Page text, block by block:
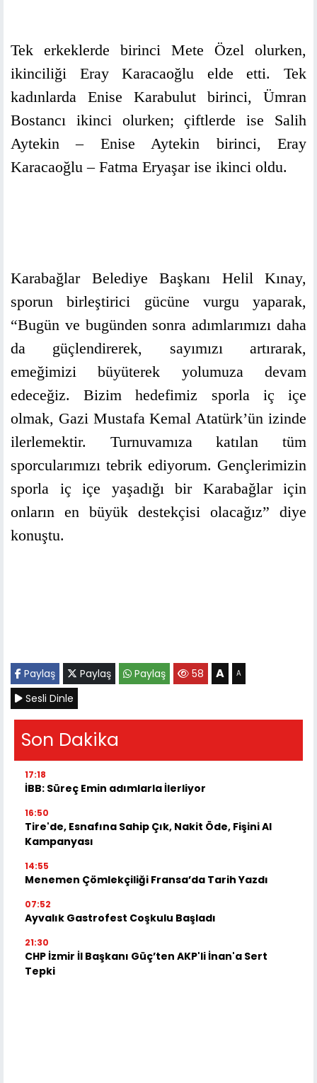
Tek erkeklerde birinci Mete Özel olurken,
ikinciliği Eray Karacaoğlu elde etti. Tek
kadınlarda Enise Karabulut birinci, Ümran
Bostancı ikinci olurken; çiftlerde ise Salih
Aytekin – Enise Aytekin birinci, Eray
Karacaoğlu – Fatma Eryaşar ise ikinci oldu.
Karabağlar Belediye Başkanı Helil Kınay,
sporun birleştirici gücüne vurgu yaparak,
“Bugün ve bugünden sonra adımlarımızı daha
da güçlendirerek, sayımızı artırarak,
emeğimizi büyüterek yolumuza devam
edeceğiz. Bizim hedefimiz sporla iç içe
olmak, Gazi Mustafa Kemal Atatürk’ün izinde
ilerlemektir. Turnuvamıza katılan tüm
sporcularımızı tebrik ediyorum. Gençlerimizin
sporla iç içe yaşadığı bir Karabağlar için
onların en büyük destekçisi olacağız” diye
konuştu.
Paylaş Paylaş Paylaş 58 A A
Sesli Dinle
Son Dakika
17:18
İBB: Süreç Emin adımlarla İlerliyor
16:50
Tire'de, Esnafına Sahip Çık, Nakit Öde, Fişini Al
Kampanyası
14:55
Menemen Çömlekçiliği Fransa’da Tarih Yazdı
07:52
Ayvalık Gastrofest Coşkulu Başladı
21:30
CHP İzmir İl Başkanı Güç’ten AKP'li İnan'a Sert
Tepki